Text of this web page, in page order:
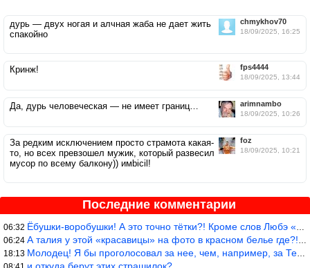
chmykhov70
18/09/2025, 16:25
дурь — двух ногая и алчная жаба не дает жить
спакойно
fps4444
18/09/2025, 13:44
Кринж!
arimnambo
18/09/2025, 10:26
Да, дурь человеческая — не имеет границ…
foz
18/09/2025, 10:21
За редким исключением просто страмота какая-
то, но всех превзошел мужик, который развесил
мусор по всему балкону)) имbicil!
Последние комментарии
06:32 Ёбушки-воробушки! А это точно тётки?! Кроме слов Любэ «ты агрега
06:24 А талия у этой «красавицы» на фото в красном белье где?!)))
18:13 Молодец! Я бы проголосовал за нее, чем, например, за Терешкову!
и откуда берут этих страшилок?